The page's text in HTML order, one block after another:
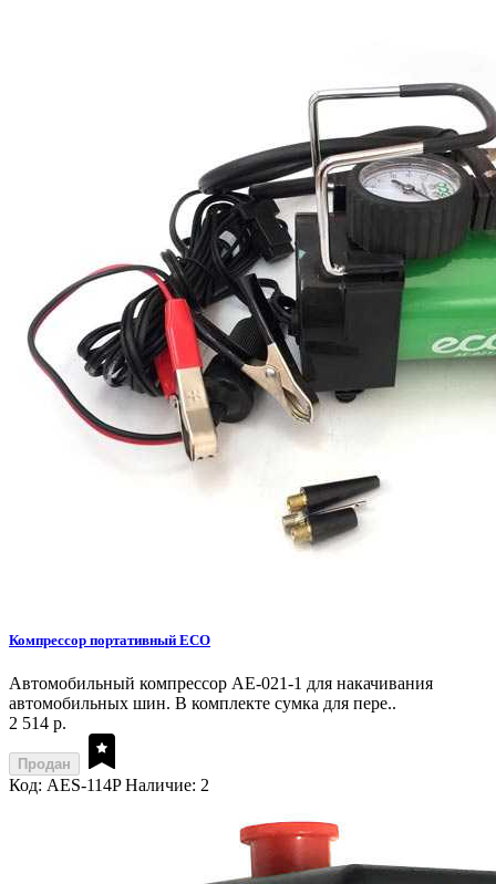
Компрессор портативный ECO
Автомобильный компрессор AE-021-1 для накачивания
автомобильных шин. В комплекте сумка для пере..
2 514 р.
Продан
Код: AES-114P Наличие: 2